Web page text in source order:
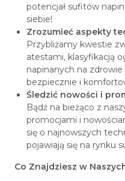
potencjał sufitów
siebie!
Zrozumieć aspekty
Przybliżamy kwestie
atestami, klasyfikacją
napinanych na zdrowie
bezpiecznie i
Śledzić nowości i
Bądź na bieżąco z
promocjami i
się o najnowszych
pojawiają się na rynku
Co Znajdziesz w